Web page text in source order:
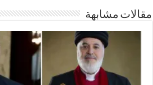
مقالات مشابهة